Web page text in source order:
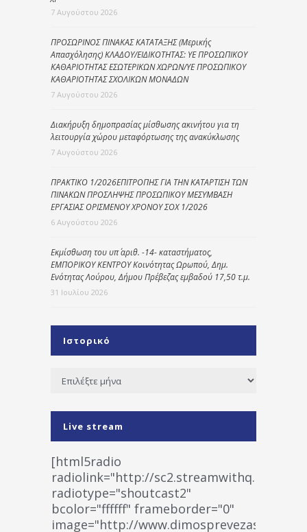
7 Αυγούστου 2026
ΠΡΟΣΩΡΙΝΟΣ ΠΙΝΑΚΑΣ ΚΑΤΑΤΑΞΗΣ (Μερικής
Απασχόλησης) ΚΛΑΔΟΥ/ΕΙΔΙΚΟΤΗΤΑΣ: ΥΕ ΠΡΟΣΩΠΙΚΟΥ
ΚΑΘΑΡΙΟΤΗΤΑΣ ΕΣΩΤΕΡΙΚΩΝ ΧΩΡΩΝ/ΥΕ ΠΡΟΣΩΠΙΚΟΥ
ΚΑΘΑΡΙΟΤΗΤΑΣ ΣΧΟΛΙΚΩΝ ΜΟΝΑΔΩΝ
7 Αυγούστου 2026
Διακήρυξη δημοπρασίας μίσθωσης ακινήτου για τη
λειτουργία χώρου μεταφόρτωσης της ανακύκλωσης
7 Αυγούστου 2026
ΠΡΑΚΤΙΚΟ 1/2026ΕΠΙΤΡΟΠΗΣ ΓΙΑ ΤΗΝ ΚΑΤΑΡΤΙΣΗ ΤΩΝ
ΠΙΝΑΚΩΝ ΠΡΟΣΛΗΨΗΣ ΠΡΟΣΩΠΙΚΟΥ ΜΕΣΥΜΒΑΣΗ
ΕΡΓΑΣΙΑΣ ΟΡΙΣΜΕΝΟΥ ΧΡΟΝΟΥ ΣΟΧ 1/2026
6 Αυγούστου 2026
Εκμίσθωση του υπ΄ αριθ. -14- καταστήματος,
ΕΜΠΟΡΙΚΟΥ ΚΕΝΤΡΟΥ Κοινότητας Ωρωπού, Δημ.
Ενότητας Λούρου, Δήμου Πρέβεζας εμβαδού 17,50 τ.μ.
31 Ιουλίου 2026
Ιστορικό
Ιστορικό
Live stream
[html5radio
radiolink="http://
radiotype="shoutcast2"
bcolor="ffffff" frameborder="0"
image="http://www.dimosprevezas.gr/wp-